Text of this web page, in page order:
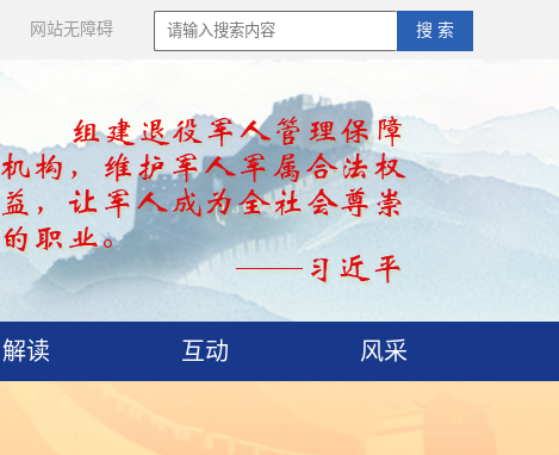
搜 索
网站无障碍
解读 互动 风采